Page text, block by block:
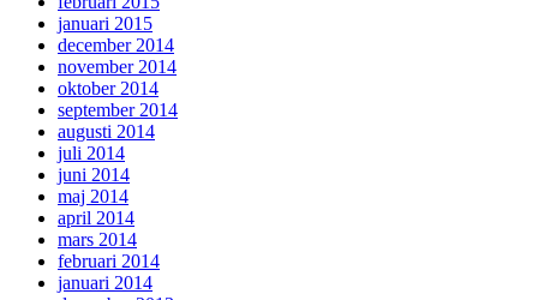
januari 2015
december 2014
november 2014
oktober 2014
september 2014
augusti 2014
juli 2014
juni 2014
maj 2014
april 2014
mars 2014
februari 2014
januari 2014